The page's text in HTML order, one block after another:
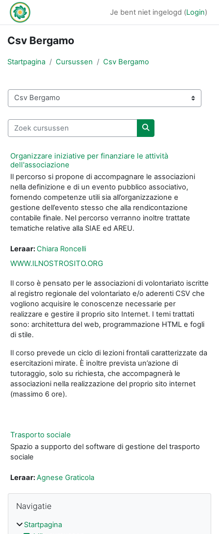
Ga naar hoofdinhoud
Je bent niet ingelogd (Login)
Csv Bergamo
Startpagina Cursussen Csv Bergamo
Cursuscategorieën
Zoek cursussen
Zoek cursussen
Organizzare iniziative per finanziare le attività
dell'associazione
Il percorso si propone di accompagnare le associazioni
nella definizione e di un evento pubblico associativo,
fornendo competenze utili sia all’organizzazione e
gestione dell’evento stesso che alla rendicontazione
contabile finale. Nel percorso verranno inoltre trattate
tematiche relative alla SIAE ed AREU.
Leraar:Chiara Roncelli
WWW.ILNOSTROSITO.ORG
Il corso è pensato per le associazioni di volontariato iscritte
al registro regionale del volontariato e/o aderenti CSV che
vogliono acquisire le conoscenze necessarie per
realizzare e gestire il proprio sito Internet. I temi trattati
sono: architettura del web, programmazione HTML e fogli
di stile.
Il corso prevede un ciclo di lezioni frontali caratterizzate da
esercitazioni mirate. È inoltre prevista un’azione di
tutoraggio, solo su richiesta, che accompagnerà le
associazioni nella realizzazione del proprio sito internet
(massimo 6 ore).
Trasporto sociale
Spazio a supporto del software di gestione del trasporto
sociale
Leraar:Agnese Graticola
Blokken
Navigatie
Startpagina